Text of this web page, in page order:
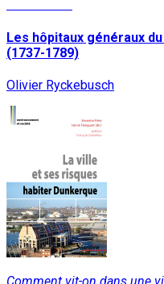
Les hôpitaux généraux
(1737-1789)
Olivier Ryckebusch